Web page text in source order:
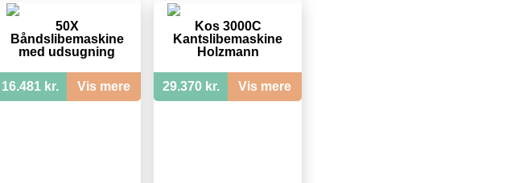
50X
Båndslibemaskine
med udsugning
16.481 kr. Vis mere
Kos 3000C
Kantslibemaskine
Holzmann
29.370 kr. Vis mere